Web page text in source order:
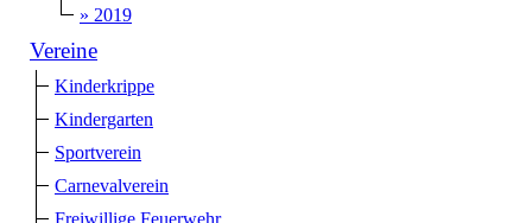
» 2019
Vereine
Kinderkrippe
Kindergarten
Sportverein
Carnevalverein
Freiwillige Feuerwehr